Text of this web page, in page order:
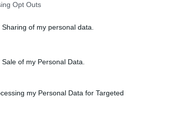
Opt Outs
of my personal data.
of my Personal Data.
my Personal Data for Targeted